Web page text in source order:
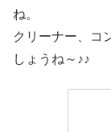
ね。
クリーナー、コ
しょうね～♪♪